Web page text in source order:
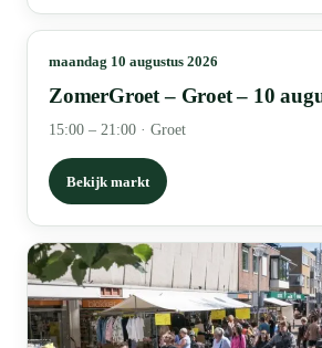
maandag 10 augustus 2026
ZomerGroet – Groet – 10
15:00 – 21:00 · Groet
Bekijk markt